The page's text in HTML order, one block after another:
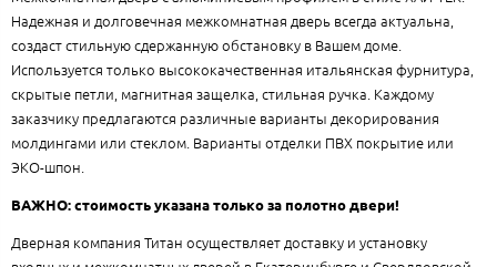
Надежная и долговечная межкомнатная дверь всегда актуальна,
создаст стильную сдержанную обстановку в Вашем доме.
Используется только высококачественная итальянская фурнитура,
скрытые петли, магнитная защелка, стильная ручка. Каждому
заказчику предлагаются различные варианты декорирования
молдингами или стеклом. Варианты отделки ПВХ покрытие или
ЭКО-шпон.
ВАЖНО: стоимость указана только за полотно двери!
Дверная компания Титан осуществляет доставку и установку